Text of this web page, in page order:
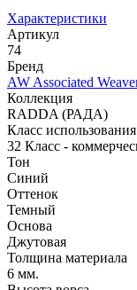
Характеристики
Артикул
74
Бренд
AW Associated
Коллекция
RADDA (РАДА)
Класс использования
32 Класс -
Тон
Синий
Оттенок
Темный
Основа
Джутовая
Толщина материала
6 мм.